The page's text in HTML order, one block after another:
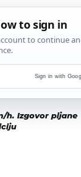
ZA TAG
h. Izgovor pijane
Sign in with